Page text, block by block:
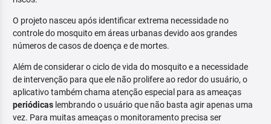
O projeto nasceu após identificar extrema necessidade no
controle do mosquito em áreas urbanas devido aos grandes
números de casos de doença e de mortes.
Além de considerar o ciclo de vida do mosquito e a necessidade
de intervenção para que ele não prolifere ao redor do usuário, o
aplicativo também chama atenção especial para as ameaças
periódicas lembrando o usuário que não basta agir apenas uma
vez. Para muitas ameaças o monitoramento precisa ser